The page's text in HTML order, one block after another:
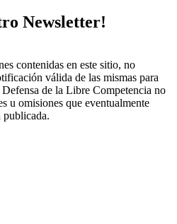
Newsletter!
contenidas en este sitio, no
válida de las mismas para
de la Libre Competencia no
u omisiones que eventualmente
publicada.